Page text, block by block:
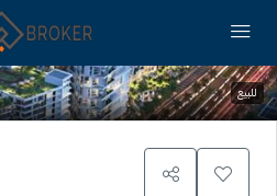
للبيع